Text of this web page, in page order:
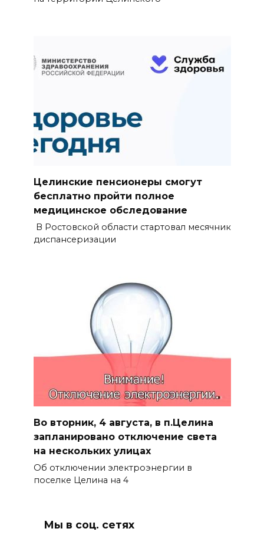
Целинские пенсионеры смогут
бесплатно пройти полное
медицинское обследование
В Ростовской области стартовал месячник
диспансеризации
Во вторник, 4 августа, в п.Целина
запланировано отключение света
на нескольких улицах
Об отключении электроэнергии в
поселке Целина на 4
Мы в соц. сетях